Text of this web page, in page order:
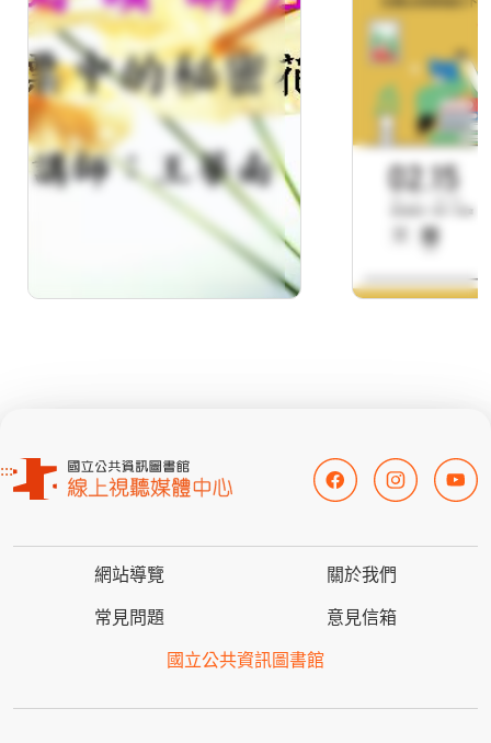
養自信積極
:::
網站導覽 關於我們
常見問題 意見信箱
國立公共資訊圖書館